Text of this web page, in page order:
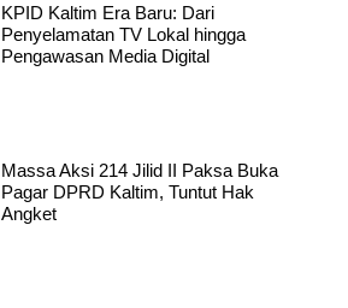
KPID Kaltim Era Baru: Dari
Penyelamatan TV Lokal hingga
Pengawasan Media Digital
Massa Aksi 214 Jilid II Paksa Buka
Pagar DPRD Kaltim, Tuntut Hak
Angket